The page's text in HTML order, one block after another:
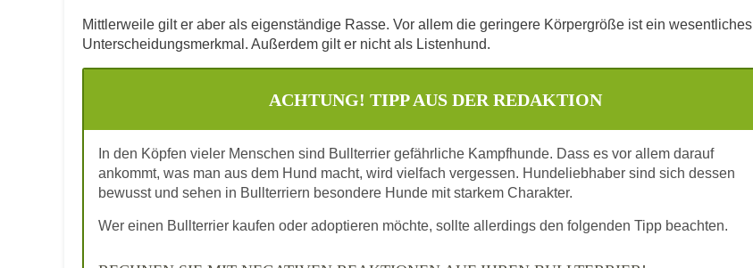
Mittlerweile gilt er aber als eigenständige Rasse. Vor allem die geringere Körpergröße ist ein wesentliches
Unterscheidungsmerkmal. Außerdem gilt er nicht als Listenhund.
ACHTUNG! TIPP AUS DER REDAKTION
In den Köpfen vieler Menschen sind Bullterrier gefährliche Kampfhunde. Dass es vor allem darauf
ankommt, was man aus dem Hund macht, wird vielfach vergessen. Hundeliebhaber sind sich dessen
bewusst und sehen in Bullterriern besondere Hunde mit starkem Charakter.
Wer einen Bullterrier kaufen oder adoptieren möchte, sollte allerdings den folgenden Tipp beachten.